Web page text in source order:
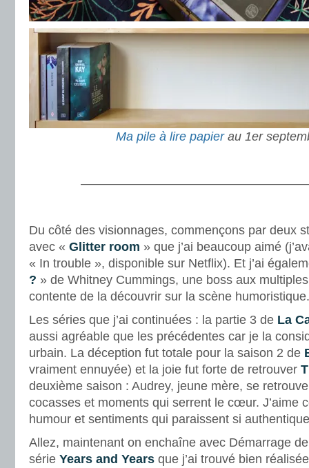
Ma pile à lire papierau 1er
Du côté des visionnages, commençons par deux
avec « Glitter room » que j’ai beaucoup aimé
« In trouble », disponible sur Netflix). Et j’ai
? » de Whitney Cummings, une boss aux
contente de la découvrir sur la scène
Les séries que j’ai continuées : la partie 3 de La
aussi agréable que les précédentes car je la
urbain. La déception fut totale pour la saison 2 de
vraiment ennuyée) et la joie fut forte de retrouver
deuxième saison : Audrey, jeune mère, se
cocasses et moments qui serrent le cœur. J’aime
humour et sentiments qui paraissent si
Allez, maintenant on enchaîne avec Démarrage
série Years and Years que j’ai trouvé bien